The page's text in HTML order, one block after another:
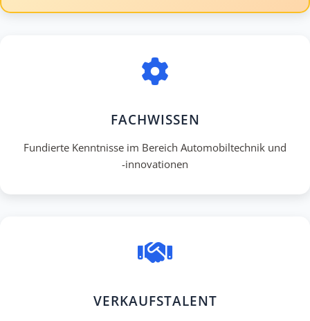
FACHWISSEN
Fundierte Kenntnisse im Bereich Automobiltechnik und
-innovationen
VERKAUFSTALENT